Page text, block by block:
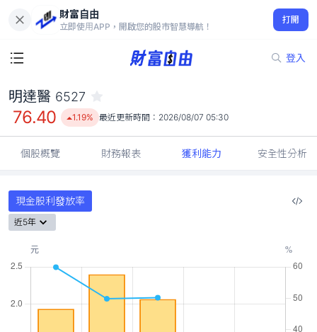
財富自由
立即使用APP，開啟您的股市智慧導航！
打開
登入
76.40
1.19%
明達醫 6527
76.40 1.19% 最近更新時間： 2026/08/07 05:30
個股概覽 財務報表 獲利能力 安全性分析
現金股利發放率
近5年